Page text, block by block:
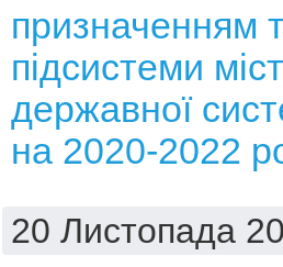
призначенням
підсистеми
державної
на 2020-2022
20 Листопада